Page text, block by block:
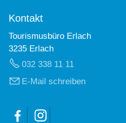
Kontakt
Tourismusbüro Erlach
3235 Erlach
032 338 11 11
E-Mail schreiben